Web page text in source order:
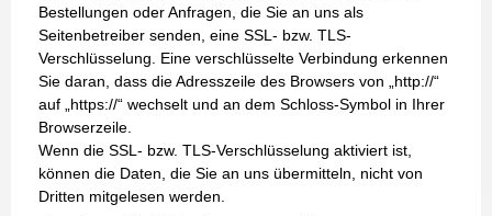
Bestellungen oder Anfragen, die Sie an uns als
Seitenbetreiber senden, eine SSL- bzw. TLS-
Verschlüsselung. Eine verschlüsselte Verbindung erkennen
Sie daran, dass die Adresszeile des Browsers von „http://“
auf „https://“ wechselt und an dem Schloss-Symbol in Ihrer
Browserzeile.
Wenn die SSL- bzw. TLS-Verschlüsselung aktiviert ist,
können die Daten, die Sie an uns übermitteln, nicht von
Dritten mitgelesen werden.